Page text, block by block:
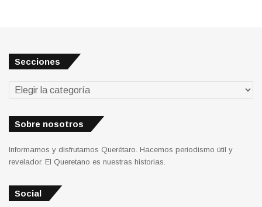
Secciones
Secciones
Sobre nosotros
Informamos y disfrutamos Querétaro. Hacemos periodismo útil y
revelador. El Queretano es nuestras historias.
Social